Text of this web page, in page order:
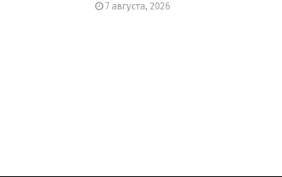
7 августа, 2026